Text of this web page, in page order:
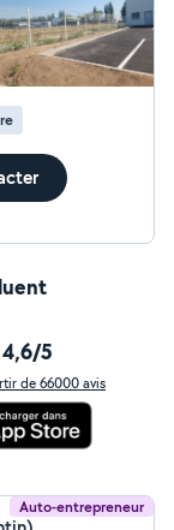
4,6/5
de 66000 avis
Auto-entrepreneur